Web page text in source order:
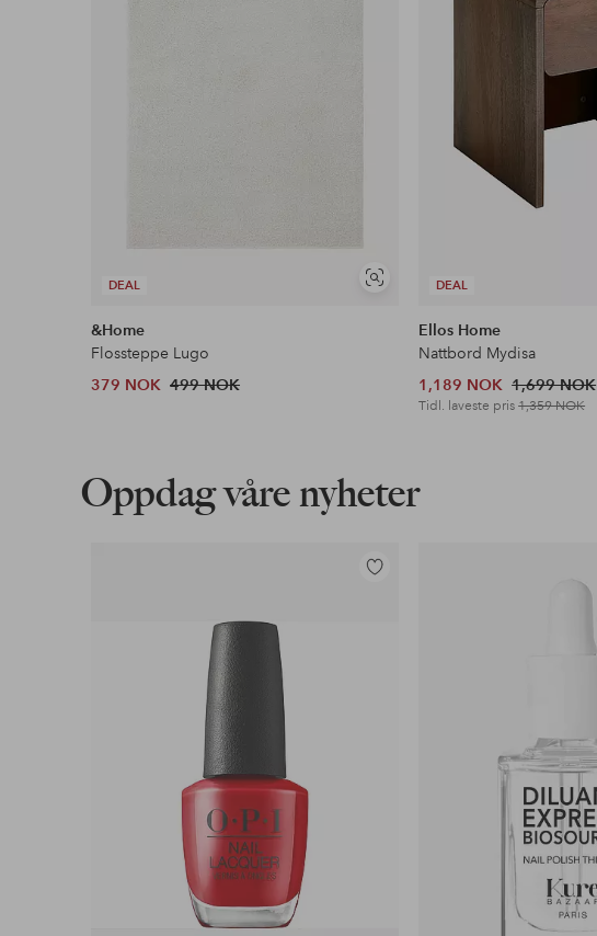
DEAL
Vis
&Home
Flossteppe Lugo
379 NOK 499 NOK
DEAL
Ellos Home
Nattbord Mydisa
1,189 NOK 1,699 NOK
Tidl. laveste pris1,359 NOK
Oppdag våre nyheter
Legg